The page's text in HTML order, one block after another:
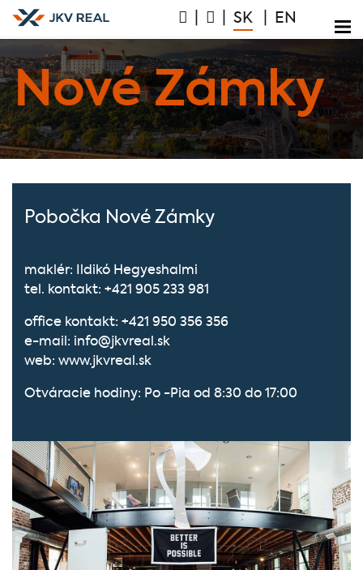
SK EN
Nové Zámky
Pobočka Nové Zámky
maklér: Ildikó Hegyeshalmi
tel. kontakt: +421 905 233 981
office kontakt: +421 950 356 356
e-mail: info@jkvreal.sk
web: www.jkvreal.sk
Otváracie hodiny: Po -Pia od 8:30 do 17:00